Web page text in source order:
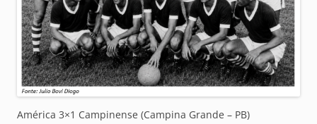
América 3×1 Campinense (Campina Grande – PB)